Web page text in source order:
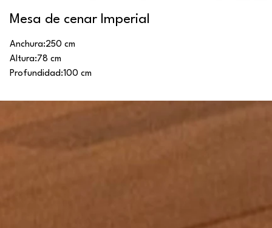
Mesa de cenar Imperial
Anchura:250 cm
Altura:78 cm
Profundidad:100 cm